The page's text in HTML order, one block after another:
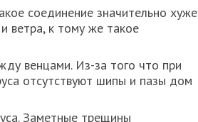
соединение значительно хуже
ветра, к тому же такое
венцами. Из-за того что при
отсутствуют шипы и пазы дом
Заметные трещины